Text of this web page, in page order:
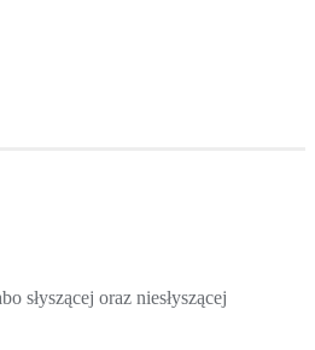
słyszącej oraz niesłyszącej